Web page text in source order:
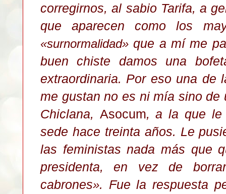
corregirnos, al sabio Tarifa, a
que aparecen como los
«surnormalidad» que a mí me
buen chiste damos una
extraordinaria. Por eso una de
me gustan no es ni mía sino
Chiclana, Asocum,a la que le
sede hace treinta años. Le
las feministas nada más que
presidenta, en vez de
cabrones». Fue la respuesta